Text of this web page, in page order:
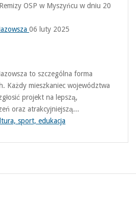
OSP w Myszyńcu w dniu 20
06 luty 2025
to szczególna forma
Każdy mieszkaniec województwa
projekt na lepszą,
oraz atrakcyjniejszą...
sport, edukacja